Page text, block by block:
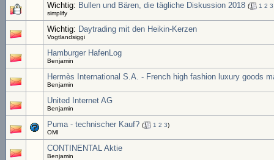
Wichtig: Bullen und Bären, die tägliche Diskussion 2018 ( 1 2 3
simplify
Wichtig: Daytrading mit den Heikin-Kerzen
Vogtlandsiggi
Hamburger HafenLog
Benjamin
Hermès International S.A. - French high fashion luxury goods
Benjamin
United Internet AG
Benjamin
Puma - technischer Kauf? ( 1 2 3)
OMI
CONTINENTAL Aktie
Benjamin